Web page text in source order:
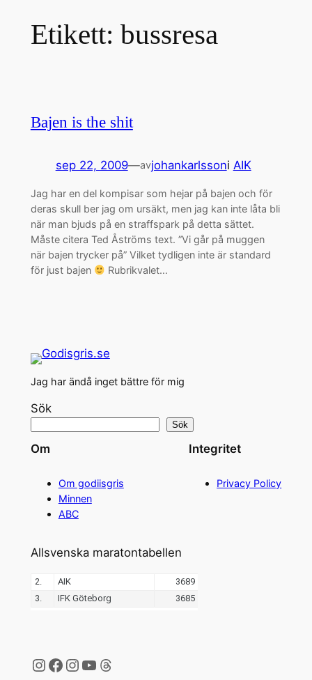
Etikett: bussresa
Bajen is the shit
sep 22, 2009—avjohankarlssoni AIK
Jag har en del kompisar som hejar på bajen och för
deras skull ber jag om ursäkt, men jag kan inte låta bli
när man bjuds på en straffspark på detta sättet.
Måste citera Ted Åströms text. ”Vi går på muggen
när bajen trycker på” Vilket tydligen inte är standard
för just bajen
Rubrikvalet…
Jag har ändå inget bättre för mig
Sök
Sök
Om
Om godiisgris
Minnen
ABC
Integritet
Privacy Policy
Allsvenska maratontabellen
Instagram
Facebook
Instagram
YouTube
Threads